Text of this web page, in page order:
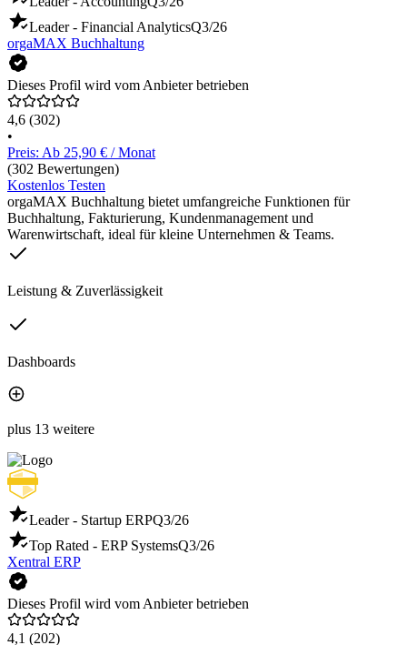
Leader - Financial AnalyticsQ3/26
orgaMAX Buchhaltung
Dieses Profil wird vom Anbieter betrieben
4,6 (302)
•
Preis: Ab 25,90 € / Monat
(302 Bewertungen)
Kostenlos Testen
orgaMAX Buchhaltung bietet umfangreiche Funktionen für
Buchhaltung, Fakturierung, Kundenmanagement und
Warenwirtschaft, ideal für kleine Unternehmen & Teams.
Leistung & Zuverlässigkeit
Dashboards
plus 13 weitere
Leader - Startup ERPQ3/26
Top Rated - ERP SystemsQ3/26
Xentral ERP
Dieses Profil wird vom Anbieter betrieben
4,1 (202)